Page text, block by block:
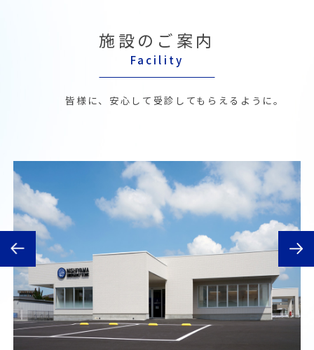
施設のご案内
Facility
皆様に、安心して受診してもらえるように。
Previous Next